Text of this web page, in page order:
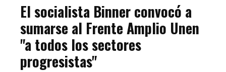
El socialista Binner convocó a
sumarse al Frente Amplio Unen
"a todos los sectores
progresistas"